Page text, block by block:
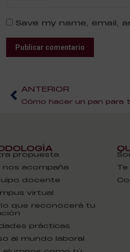
Save my name, email,
Publicar comentario
ANTERIOR
Cómo hacer un pan para
propuesta
nos acompaña
docente
virtual
que reconocerá tu
prácticas
al mundo laboral